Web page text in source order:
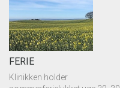
FERIE
Klinikken holder